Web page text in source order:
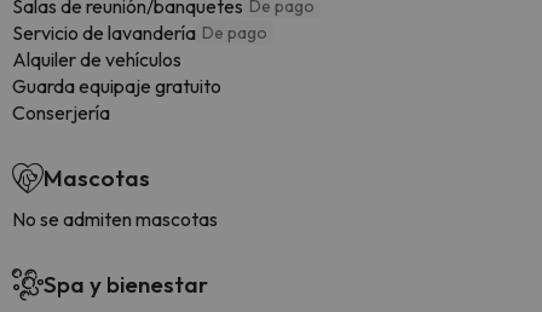
Salas de reunión/banquetes De pago
Servicio de lavandería De pago
Alquiler de vehículos
Guarda equipaje gratuito
Conserjería
Mascotas
No se admiten mascotas
Spa y bienestar